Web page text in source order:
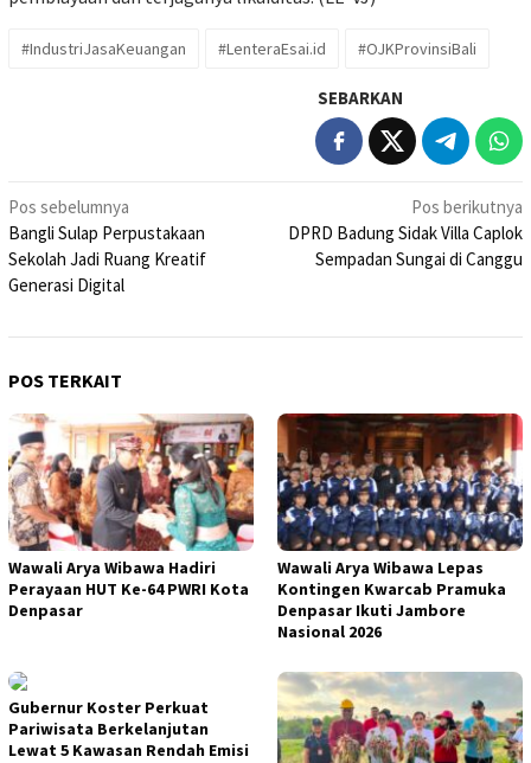
#IndustriJasaKeuangan #LenteraEsai.id #OJKProvinsiBali
SEBARKAN
Navigasi
pos
Pos sebelumnya
Bangli Sulap Perpustakaan
Sekolah Jadi Ruang Kreatif
Generasi Digital
Pos berikutnya
DPRD Badung Sidak Villa Caplok
Sempadan Sungai di Canggu
POS TERKAIT
Wawali Arya Wibawa Hadiri
Perayaan HUT Ke-64 PWRI Kota
Denpasar
Wawali Arya Wibawa Lepas
Kontingen Kwarcab Pramuka
Denpasar Ikuti Jambore
Nasional 2026
Gubernur Koster Perkuat
Pariwisata Berkelanjutan
Lewat 5 Kawasan Rendah Emisi